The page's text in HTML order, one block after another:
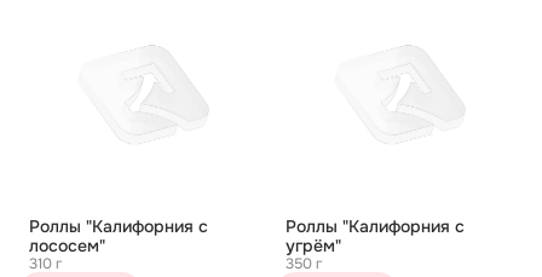
Роллы "Калифорния с
лососем"
310 г
Роллы "Калифорния с
угрём"
350 г